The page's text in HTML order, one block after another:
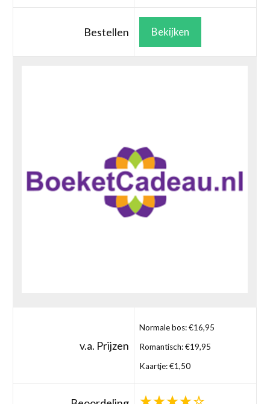
Bestellen Bekijken
v.a. Prijzen
Normale bos: €16,95
Romantisch: €19,95
Kaartje: €1,50